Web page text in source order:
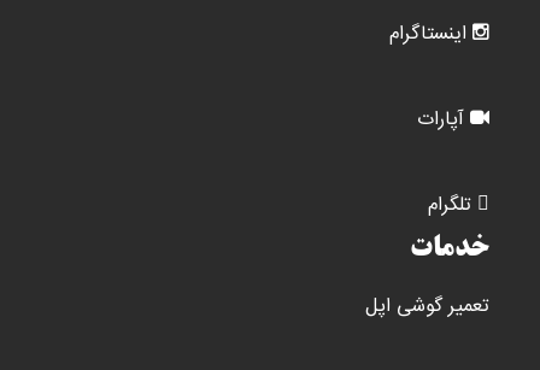
اینستاگرام
آپارات
تلگرام
خدمات
تعمیر گوشی اپل